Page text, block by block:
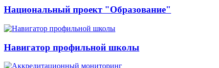
Национальный проект "Образование"
Навигатор профильной школы